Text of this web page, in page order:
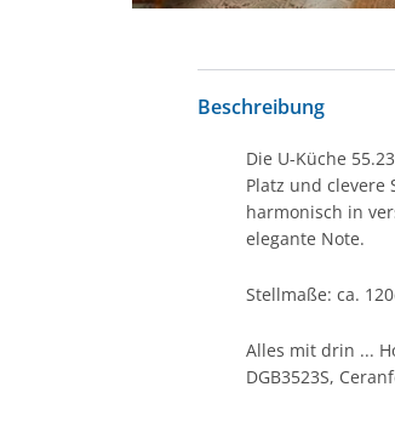
Beschreibung
Die U-Küche
Platz und
harmonisch in
elegante Note.
Stellmaße: ca.
Alles mit drin ...
DGB3523S,